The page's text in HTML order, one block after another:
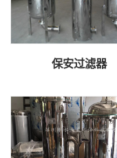
保安过滤器